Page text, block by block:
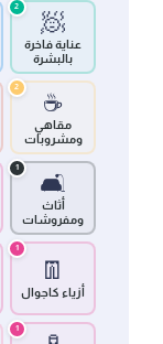
🧖
عناية فاخرة
بالبشرة
2
☕
مقاهي
ومشروبات
2
🛋️
أثاث
ومفروشات
1
👖
أزياء كاجوال
1
1